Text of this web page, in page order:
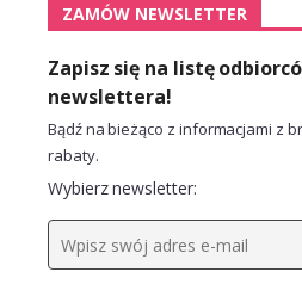
ZAMÓW NEWSLETTER
Zapisz się na listę
newslettera!
Bądź na bieżąco z informacjami z
rabaty.
Wybierz newsletter: